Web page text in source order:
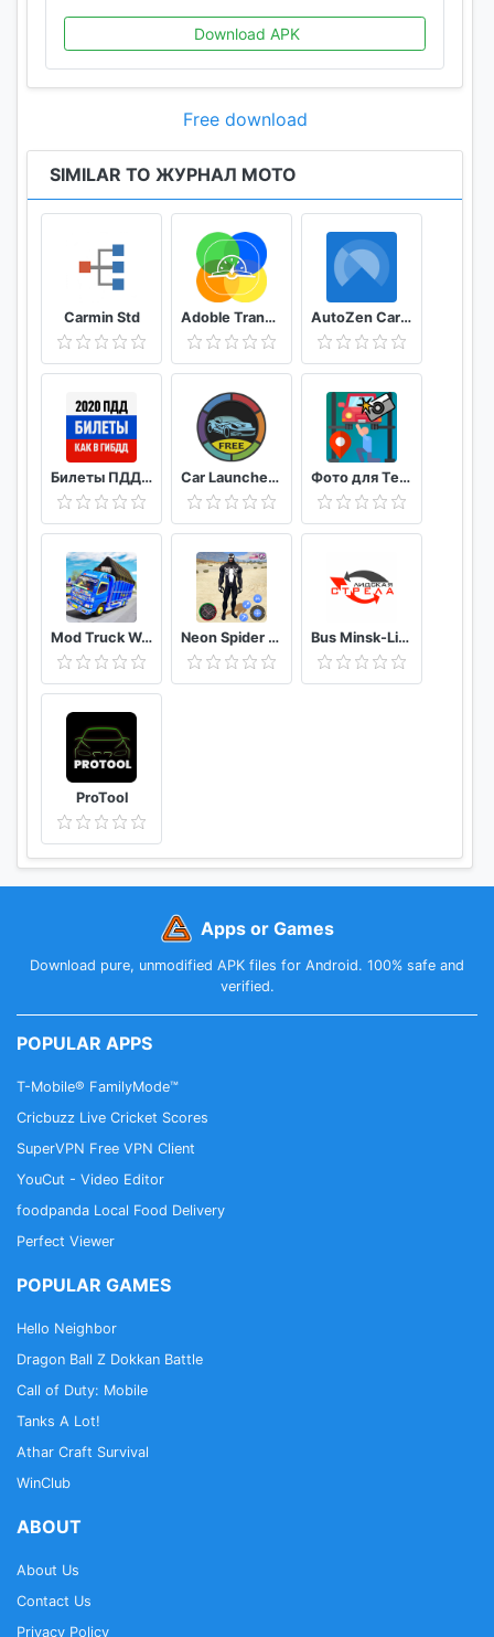
Download APK
Free download
SIMILAR TO ЖУРНАЛ МОТО
Carmin Std Adoble TransiCuba AutoZen Car launcher companion
Билеты ПДД 2020 и Экзамен ПДД онлайн правила ПДД Car Launcher FREE Фото для Техосмотра
Mod Truck Wahyu Abadi 2021 Neon Spider Rope Hero : Vice Town Bus Minsk-Lida
ProTool
Apps or Games
Download pure, unmodified APK files for Android. 100% safe and
verified.
POPULAR APPS
T-Mobile® FamilyMode™
Cricbuzz Live Cricket Scores
SuperVPN Free VPN Client
YouCut - Video Editor
foodpanda Local Food Delivery
Perfect Viewer
POPULAR GAMES
Hello Neighbor
Dragon Ball Z Dokkan Battle
Call of Duty: Mobile
Tanks A Lot!
Athar Craft Survival
WinClub
ABOUT
About Us
Contact Us
Privacy Policy